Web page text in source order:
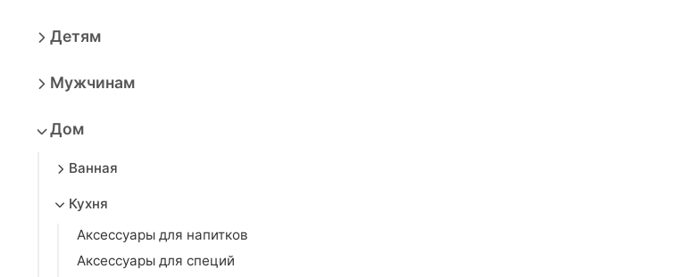
Детям
Мужчинам
Дом
Ванная
Кухня
Аксессуары для напитков
Аксессуары для специй